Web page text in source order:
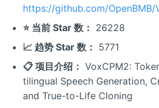
https://github.com/OpenBMB/
⭐ 当前 Star 数： 26228
📈 趋势 Star 数： 5771
📋 项目介绍： VoxCPM2:
tilingual Speech Generation,
and True-to-Life Cloning